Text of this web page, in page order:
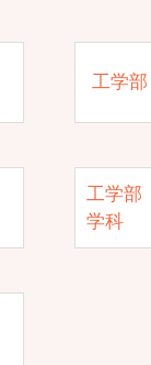
工学
工学部
学科